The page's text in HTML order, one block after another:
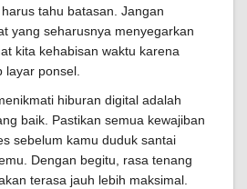
tahu batasan. Jangan
yang seharusnya menyegarkan
kita kehabisan waktu karena
layar ponsel.
hiburan digital adalah
baik. Pastikan semua kewajiban
sebelum kamu duduk santai
Dengan begitu, rasa tenang
terasa jauh lebih maksimal.